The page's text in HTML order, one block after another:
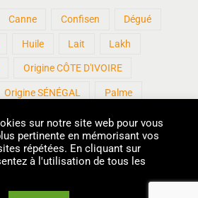
Canne Confisen Dégué
Huile Lait Lakh
Origine CÔTE D'IVOIRE
Origine SÉNÉGAL Palme
artisanaux Roux
Thiakry Thiere
sur notre site web pour vous
pertinente en mémorisant vos
répétées. En cliquant sur
à l'utilisation de tous les